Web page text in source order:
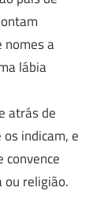
nomes a
lábia
atrás de
indicam, e
religião.